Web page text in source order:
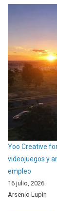
Yoo Creative
videojuegos y
empleo
16 julio, 2026
Arsenio Lupin